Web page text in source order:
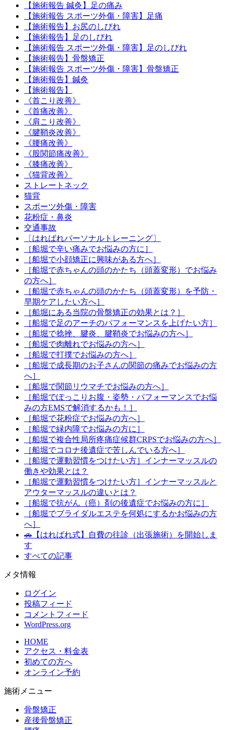
【施術報告 鍼灸】足の痛み
【施術報告 スポーツ外傷・障害】足痛
【施術報告】お尻のしびれ
【施術報告】足のしびれ
【施術報告 スポーツ外傷・障害】足のしびれ
【施術報告】骨盤矯正
【施術報告 スポーツ外傷・障害】骨盤矯正
【施術報告】鍼灸
【施術報告】
《首こり改善》
《首痛改善》
《肩こり改善》
《腱鞘炎改善》
《腰痛改善》
《股関節痛改善》
《膝痛改善》
《猫背改善》
ストレートネック
猫背
スポーツ外傷・障害
花粉症・鼻炎
交通事故
〔はればれパーソナルトレーニング〕
［船堀で辛い痛みでお悩みの方に］
［船堀で小顔矯正に興味がある方へ］
［船堀で赤ちゃんの頭のかたち（頭蓋変形）でお悩み
の方へ］
［船堀で赤ちゃんの頭のかたち（頭蓋変形）を予防・
早期ケアしたい方へ］
［船堀にある当院の骨盤矯正の効果とは？］
［船堀で足のアーチのパフォーマンスを上げたい方］
［船堀で捻挫、腱炎、腱鞘炎でお悩みの方へ］
［船堀で肉離れでお悩みの方へ］
［船堀で打撲でお悩みの方へ］
［船堀で成長期のお子さんの関節の痛みでお悩みの方
へ］
［船堀で関節リウマチでお悩みの方へ］
［船堀でぽっこりお腹・姿勢・パフォーマンスでお悩
みの方EMSで解消するかも！］
［船堀で花粉症でお悩みの方へ］
［船堀で緑内障でお悩みの方に］
［船堀で複合性局所疼痛症候群CRPSでお悩みの方へ］
［船堀でコロナ後遺症で苦しんでいる方へ］
［船堀で運動習慣をつけたい方］インナーマッスルの
働きや効果とは？
［船堀で運動習慣をつけたい方］インナーマッスルと
アウターマッスルの違いとは？
［船堀で抗がん（癌）剤の後遺症でお悩みの方に］
［船堀でブライダルエステを何処にするかお悩みの方
へ］
🚗【はればれ式】自費の往診（出張施術）を開始しま
す
すべての記事
メタ情報
ログイン
投稿フィード
コメントフィード
WordPress.org
HOME
アクセス・料金表
初めての方へ
オンライン予約
施術メニュー
骨盤矯正
産後骨盤矯正